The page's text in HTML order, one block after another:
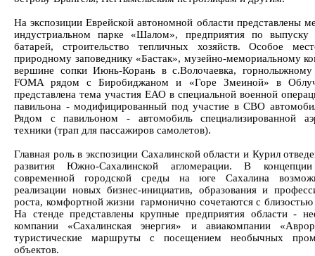
На экспозиции Еврейской автономной области представлены
индустриальном парке «Шалом», предприятия по выпуску
батарей, строительство тепличных хозяйств. Особое
природному заповеднику «Бастак», музейно-мемориальному
вершине сопки Июнь-Корань в с.Волочаевка, горнолыжному
FOMA рядом с Биробиджаном и «Горе Змеиной» в
представлена тема участия ЕАО в специальной военной
павильона - модифицированный под участие в СВО
Рядом с павильоном - автомобиль специализированной
техники (трап для пассажиров самолетов).
Главная роль в экспозиции Сахалинской области и Курил
развития Южно-Сахалинской агломерации. В концепции
современной городской среды на юге Сахалина
реализации новых бизнес-инициатив, образования и
роста, комфортной жизни гармонично сочетаются с
На стенде представлены крупные предприятия области -
компании «Сахалинская энергия» и авиакомпании
туристические маршруты с посещением необычных
объектов.